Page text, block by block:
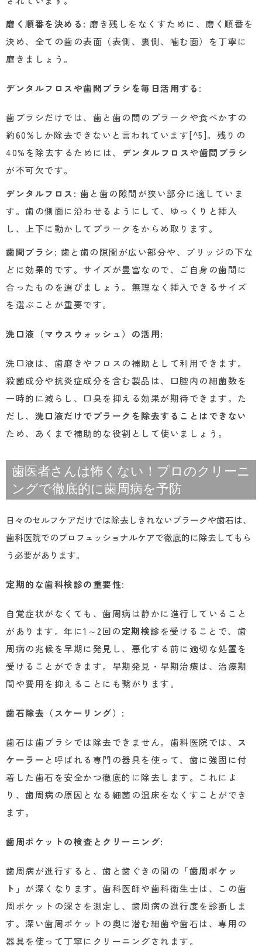
磨く順番を決める : 磨き残しをなくすために、磨く順番を
決め、全ての歯の表面（表側、裏側、噛む面）を丁寧に
磨きましょう。
デンタルフロスや歯間ブラシを毎日活用する :
歯ブラシだけでは、歯と歯の間のプラークや食べかすの
約60%しか除去できないと言われています[^5]。残りの
40%を除去するためには、 デンタルフロスや歯間ブラシ
が不可欠です。
デンタルフロス: 歯と歯の隙間が狭い部分に適していま
す。歯の側面に沿わせるようにして、ゆっくりと挿入
し、上下に動かしてプラークをからめ取ります。
歯間ブラシ: 歯と歯の隙間が広い部分や、ブリッジの下な
どに効果的です。サイズが豊富なので、ご自身の歯間に
合ったものを選びましょう。無理なく挿入できるサイズ
を選ぶことが重要です。
洗口液（マウスウォッシュ）の活用:
洗口液は、歯磨きやフロスの補助として利用できます。
殺菌成分や抗炎症成分を含む製品は、口腔内の細菌数を
一時的に減らし、口臭を抑える効果が期待できます。た
だし、 洗口液だけでプラークを除去することはできない
ため、あくまで補助的な役割として使いましょう。
歯医者さんは怖くない！プロのクリーニ
ングで徹底的に歯周病を予防
日々のセルフケアだけでは除去しきれないプラークや歯石は、
歯科医院でのプロフェッショナルケアで徹底的に除去してもら
う必要があります。
定期的な歯科検診の重要性:
自覚症状がなくても、歯周病は静かに進行していること
があります。年に1～2回の定期検診を受けることで、歯
周病の兆候を早期に発見し、悪化する前に適切な処置を
受けることができます。早期発見・早期治療は、治療期
間や費用を抑えることにも繋がります。
歯石除去（スケーリング） :
歯石は歯ブラシでは除去できません。歯科医院では、 ス
ケーラー と呼ばれる専門の器具を使って、歯に強固に付
着した歯石を安全かつ徹底的に除去します。これによ
り、歯周病の原因となる細菌の温床をなくすことができ
ます。
歯周ポケットの検査とクリーニング:
歯周病が進行すると、歯と歯ぐきの間の「歯周ポケッ
ト 」が深くなります。歯科医師や歯科衛生士は、この歯
周ポケットの深さを測定し、歯周病の進行度を診断しま
す。深い歯周ポケットの奥に潜む細菌や歯石は、専用の
器具を使って丁寧にクリーニングされます。